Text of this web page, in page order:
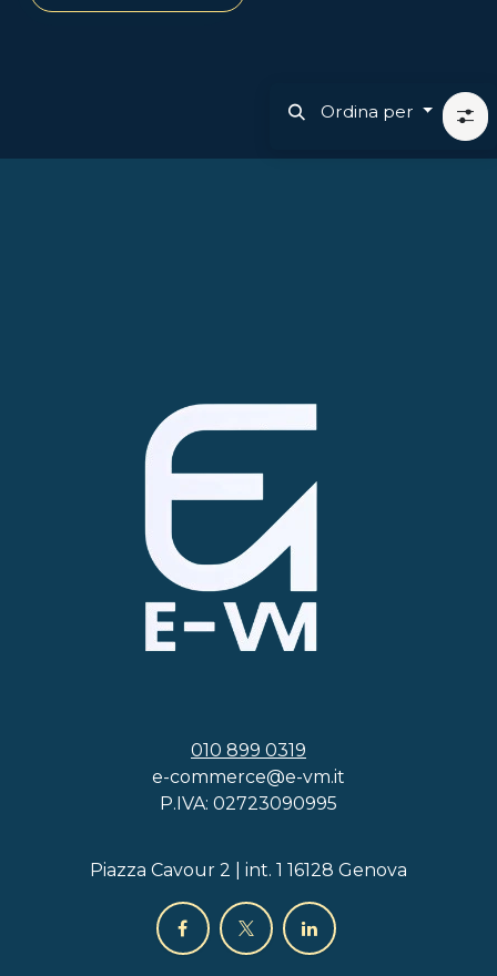
Ordina per
010 899 0319
e-commerce@e-vm.it
P.IVA: 02723090995
Piazza Cavour 2 | int. 1 16128 Genova